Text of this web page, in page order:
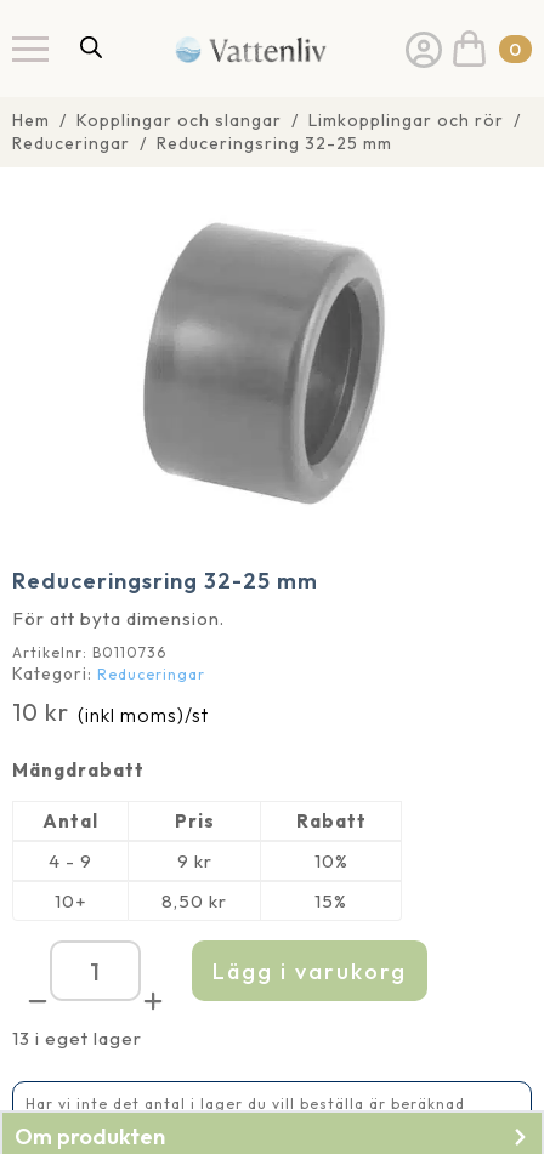
0
Hem Kopplingar och slangar
Limkopplingar och rör
Reduceringar
Reduceringsring 32-25 mm
Reduceringsring 32-25 mm
För att byta dimension.
Artikelnr: B0110736
Kategori: Reduceringar
10 kr (inkl moms)/st
Mängdrabatt
Antal Pris
Rabatt
4 - 9
9 kr
10%
10+
8,50 kr 15%
13 i eget lager
Reduceringsring
32-
mm
mängd
Lägg i varukorg
Har vi inte det antal i lager du vill beställa är beräknad
Om produkten